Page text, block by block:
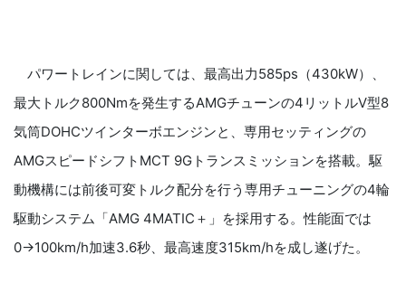
パワートレインに関しては、最高出力585ps（430kW）、
最大トルク800Nmを発生するAMGチューンの4リットルV型8
気筒DOHCツインターボエンジンと、専用セッティングの
AMGスピードシフトMCT 9Gトランスミッションを搭載。駆
動機構には前後可変トルク配分を行う専用チューニングの4輪
駆動システム「AMG 4MATIC＋」を採用する。性能面では
0→100km/h加速3.6秒、最高速度315km/hを成し遂げた。